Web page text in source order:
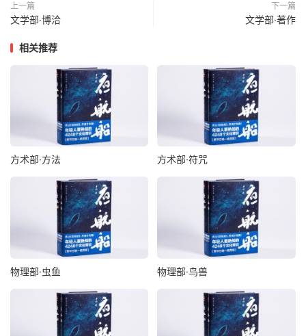
上一篇
文学部·博洽
下一篇
文学部·著作
相关推荐
方术部·方法 方术部·符咒
物理部·虫鱼 物理部·鸟兽